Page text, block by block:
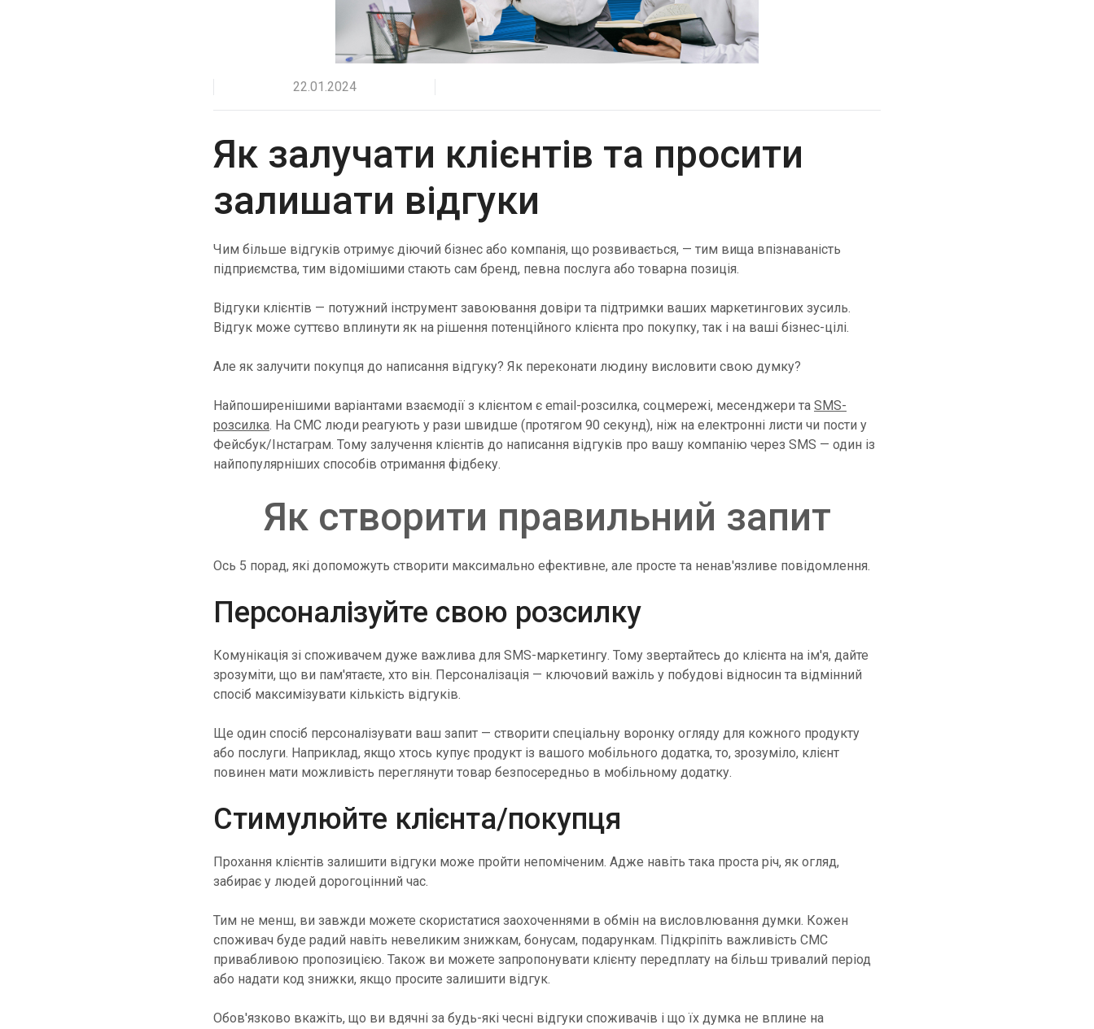
Відкрийте можливості бізнес-повідомлень нового
покоління з мультимедіа та інтерактивністю.
Єдиний глобальний VoIP-хаб для якісних бізнес-
Верифікуйте користувачів ефективно через
мультиканальність за допомогою універсального API.
HLR Lookup
Перевіряйте номери для точної маршрутизації
Економічна автентифікація користувачів через Flash
Call у всьому світі.
Офіси
22.01.2024
Як залучати клієнтів та просити
залишати відгуки
Чим більше відгуків отримує діючий бізнес або компанія, що розвивається, — тим вища впізнаваність
підприємства, тим відомішими стають сам бренд, певна послуга або товарна позиція.
Відгуки клієнтів — потужний інструмент завоювання довіри та підтримки ваших маркетингових зусиль.
Відгук може суттєво вплинути як на рішення потенційного клієнта про покупку, так і на ваші бізнес-цілі.
Але як залучити покупця до написання відгуку? Як переконати людину висловити свою думку?
Найпоширенішими варіантами взаємодії з клієнтом є email-розсилка, соцмережі, месенджери та SMS-
розсилка. На СМС люди реагують у рази швидше (протягом 90 секунд), ніж на електронні листи чи пости у
Фейсбук/Інстаграм. Тому залучення клієнтів до написання відгуків про вашу компанію через SMS — один із
найпопулярніших способів отримання фідбеку.
Як створити правильний запит
Ось 5 порад, які допоможуть створити максимально ефективне, але просте та ненав'язливе повідомлення.
Персоналізуйте свою розсилку
Комунікація зі споживачем дуже важлива для SMS-маркетингу. Тому звертайтесь до клієнта на ім'я, дайте
зрозуміти, що ви пам'ятаєте, хто він. Персоналізація — ключовий важіль у побудові відносин та відмінний
спосіб максимізувати кількість відгуків.
Ще один спосіб персоналізувати ваш запит — створити спеціальну воронку огляду для кожного продукту
або послуги. Наприклад, якщо хтось купує продукт із вашого мобільного додатка, то, зрозуміло, клієнт
повинен мати можливість переглянути товар безпосередньо в мобільному додатку.
Стимулюйте клієнта/покупця
Прохання клієнтів залишити відгуки може пройти непоміченим. Адже навіть така проста річ, як огляд,
забирає у людей дорогоцінний час.
Тим не менш, ви завжди можете скористатися заохоченнями в обмін на висловлювання думки. Кожен
споживач буде радий навіть невеликим знижкам, бонусам, подарункам. Підкріпіть важливість СМС
привабливою пропозицією. Також ви можете запропонувати клієнту передплату на більш тривалий період
або надати код знижки, якщо просите залишити відгук.
Обов'язково вкажіть, що ви вдячні за будь-які чесні відгуки споживачів і що їх думка не вплине на